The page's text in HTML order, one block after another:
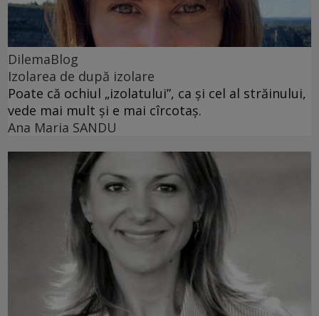
DilemaBlog
Izolarea de după izolare
Poate că ochiul „izolatului”, ca și cel al străinului,
vede mai mult și e mai cîrcotaș.
Ana Maria SANDU